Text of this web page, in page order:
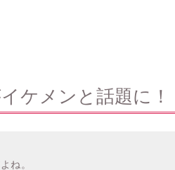
ケメンと話題に！
ね。